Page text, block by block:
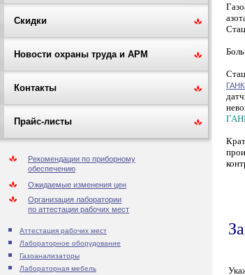
Скидки
Новости охраны труда и АРМ
Контакты
Прайс-листы
Рекомендации по приборному
обеспечению
Ожидаемые изменения цен
Организация лаборатории
по аттестации рабочих мест
Аттестация рабочих мест
Лабораторное оборудование
Газоанализаторы
Лабораторная мебель